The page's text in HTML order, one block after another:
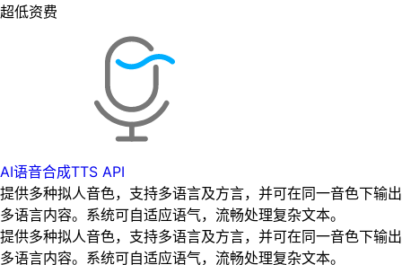
超低资费
AI语音合成TTS API
提供多种拟人音色，支持多语言及方言，并可在同一音色下输出
多语言内容。系统可自适应语气，流畅处理复杂文本。
提供多种拟人音色，支持多语言及方言，并可在同一音色下输出
多语言内容。系统可自适应语气，流畅处理复杂文本。